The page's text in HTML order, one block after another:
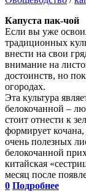
Капуста пак-чой
Если вы уже
традиционных
внести на свои
внимание на
достоинств, но
огородах.
Эта культура
белокочанной –
стоит отнести к
формирует
очень полезных
белокочанной
китайская
месяц после
0 Подробнее